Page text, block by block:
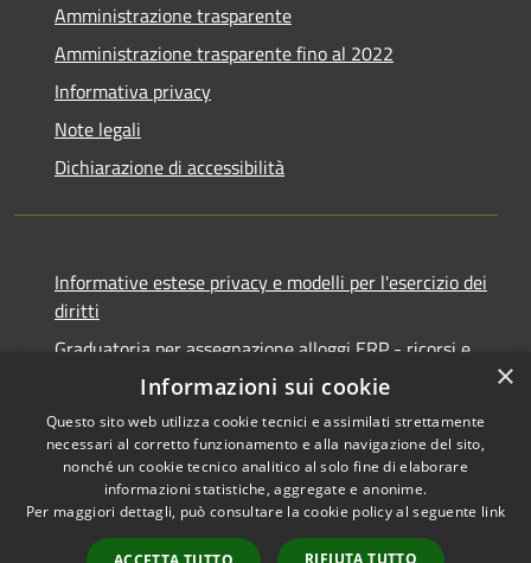
Amministrazione trasparente
Amministrazione trasparente fino al 2022
Informativa privacy
Note legali
Dichiarazione di accessibilità
Informative estese privacy e modelli per l'esercizio dei
diritti
Graduatoria per assegnazione alloggi ERP - ricorsi e
Accessibilità
Copyright © 2026 • Comune di
Ancona • Powered by
Municipium• Accesso
×
Informazioni sui cookie
Questo sito web utilizza cookie tecnici e assimilati strettamente
necessari al corretto funzionamento e alla navigazione del sito,
nonché un cookie tecnico analitico al solo fine di elaborare
informazioni statistiche, aggregate e anonime.
Per maggiori dettagli, può consultare la cookie policy al seguente link
RIFIUTA TUTTO